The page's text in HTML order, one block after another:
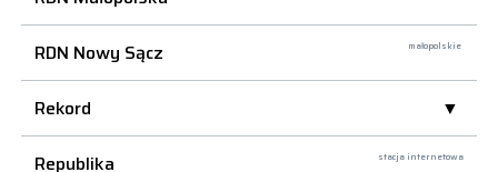
RDN Nowy Sącz małopolskie
Rekord
Republika
stacja internetowa